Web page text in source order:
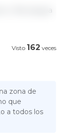
| Nicaragua
Visto 162 veces
zona de
que
a todos los